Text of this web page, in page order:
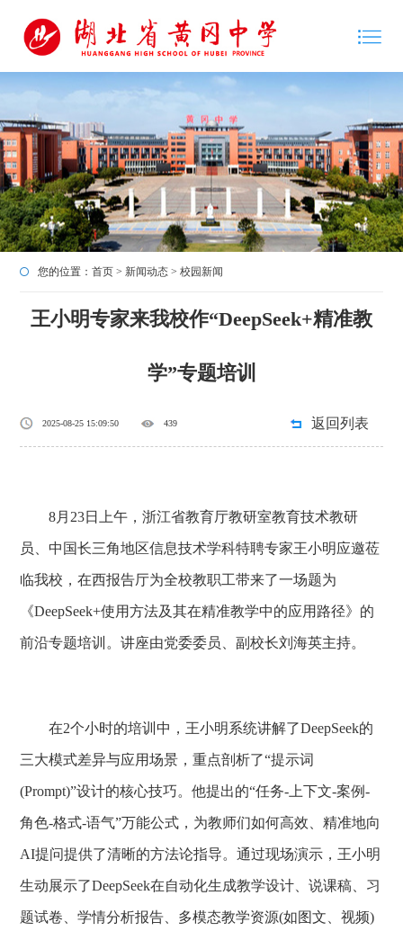
您的位置：首页 > 新闻动态 >校园新闻
王小明专家来我校作“DeepSeek+精准教
学”专题培训
2025-08-25 15:09:50 439 返回列表
8月23日上午，浙江省教育厅教研室教育技术教研
员、中国长三角地区信息技术学科特聘专家王小明应邀莅
临我校，在西报告厅为全校教职工带来了一场题为
《DeepSeek+使用方法及其在精准教学中的应用路径》的
前沿专题培训。讲座由党委委员、副校长刘海英主持。
在2个小时的培训中，王小明系统讲解了DeepSeek的
三大模式差异与应用场景，重点剖析了“提示词
(Prompt)”设计的核心技巧。他提出的“任务-上下文-案例-
角色-格式-语气”万能公式，为教师们如何高效、精准地向
AI提问提供了清晰的方法论指导。通过现场演示，王小明
生动展示了DeepSeek在自动化生成教学设计、说课稿、习
题试卷、学情分析报告、多模态教学资源(如图文、视频)